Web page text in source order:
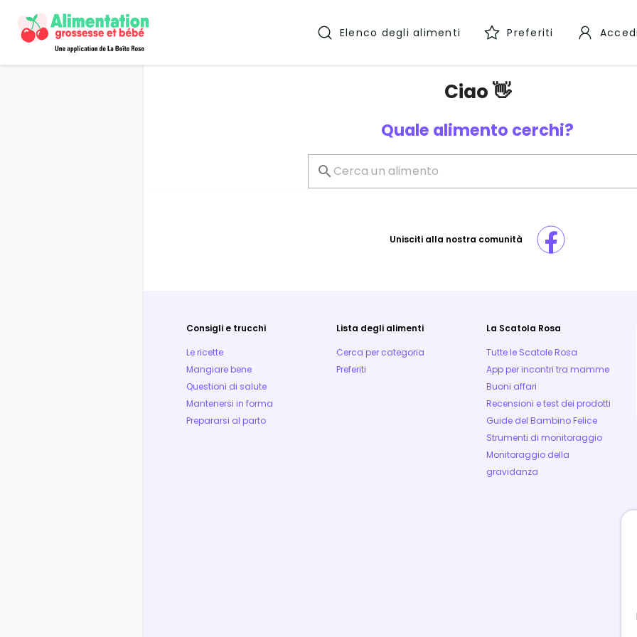
Elenco degli alimenti Preferiti
Ciao 👋
Quale alimento cerchi?
Unisciti alla nostra comunità
Consigli e trucchi
Le ricette
Mangiare bene
Questioni di salute
Mantenersi in forma
Prepararsi al parto
Lista degli alimenti
Cerca per categoria
Preferiti
La Scatola Rosa
Tutte le Scatole Rosa
App per incontri tra mamme
Buoni affari
Recensioni e test dei prodotti
Guide del Bambino Felice
Strumenti di monitoraggio
Monitoraggio della
gravidanza